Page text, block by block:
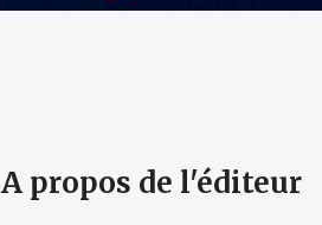
A propos de l'éditeur